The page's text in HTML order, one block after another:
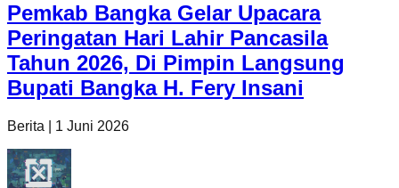
Pemkab Bangka Gelar Upacara
Peringatan Hari Lahir Pancasila
Tahun 2026, Di Pimpin Langsung
Bupati Bangka H. Fery Insani
Berita 1 Juni 2026